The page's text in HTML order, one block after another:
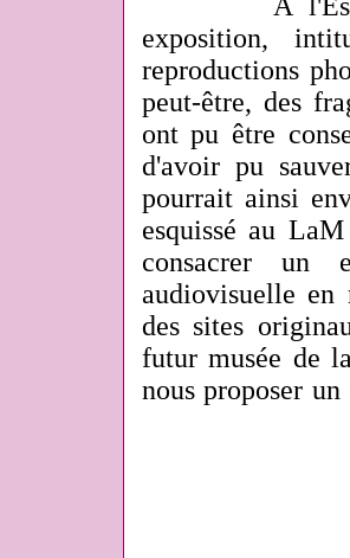
A l'Espace
exposition,
reproductions
peut-être, des
ont pu être
d'avoir pu
pourrait ainsi
esquissé au
consacrer un
audiovisuelle en
des sites
futur musée de
nous proposer